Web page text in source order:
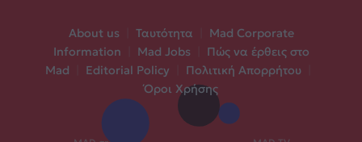
About us Ταυτότητα
Mad Corporate
Information
Mad Jobs
Πώς να έρθεις στο
Mad
Editorial Policy Πολιτική Απορρήτου
Όροι Χρήσης